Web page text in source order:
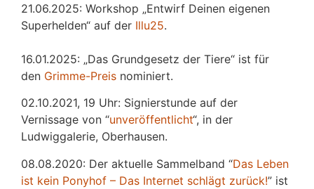
21.06.2025: Workshop „Entwirf Deinen eigenen
Superhelden“ auf der Illu25.
16.01.2025: „Das Grundgesetz der Tiere“ ist für
den Grimme-Preis nominiert.
02.10.2021, 19 Uhr: Signierstunde auf der
Vernissage von “unveröffentlicht“, in der
Ludwiggalerie, Oberhausen.
08.08.2020: Der aktuelle Sammelband “Das Leben
ist kein Ponyhof – Das Internet schlägt zurück!” ist